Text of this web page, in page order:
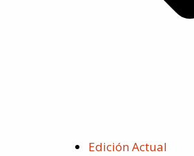
Edición Actual